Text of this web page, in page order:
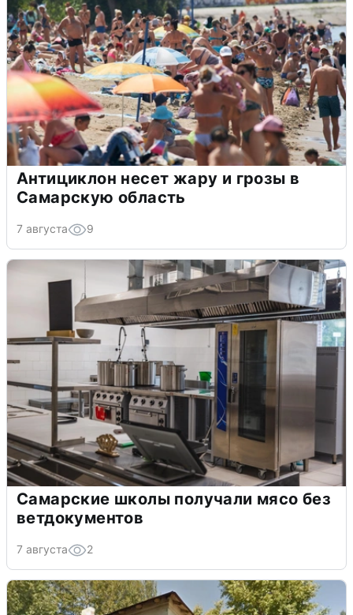
Антициклон несет жару и грозы в
Самарскую область
7 августа 9
Самарские школы получали мясо без
ветдокументов
7 августа 2